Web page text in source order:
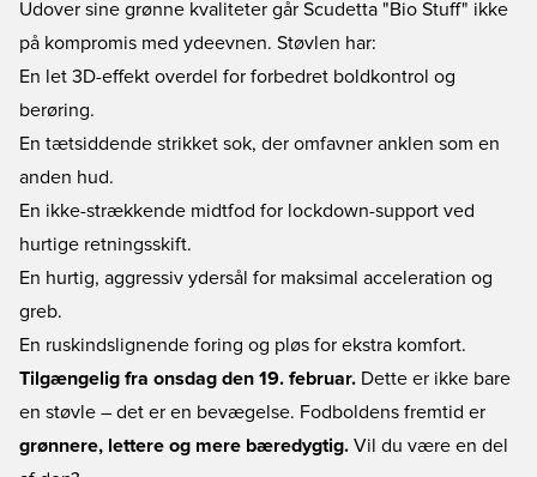
Udover sine grønne kvaliteter går Scudetta "Bio Stuff" ikke
på kompromis med ydeevnen. Støvlen har:
En let 3D-effekt overdel for forbedret boldkontrol og
berøring.
En tætsiddende strikket sok, der omfavner anklen som en
anden hud.
En ikke-strækkende midtfod for lockdown-support ved
hurtige retningsskift.
En hurtig, aggressiv ydersål for maksimal acceleration og
greb.
En ruskindslignende foring og pløs for ekstra komfort.
Tilgængelig fra onsdag den 19. februar. Dette er ikke bare
en støvle – det er en bevægelse. Fodboldens fremtid er
grønnere, lettere og mere bæredygtig. Vil du være en del